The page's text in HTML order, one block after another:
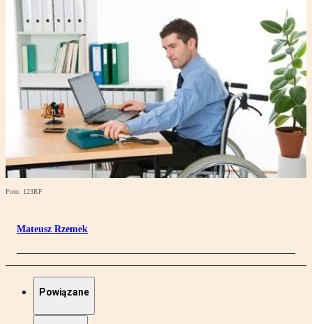
Foto: 123RF
Mateusz Rzemek
Powiązane